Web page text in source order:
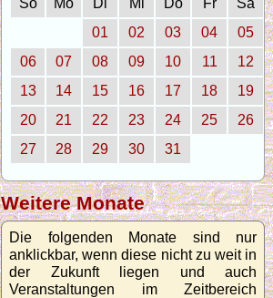
So
Mo Di Mi Do Fr
Sa
01
02 03 04
05
06
07 08 09 10 11
12
13
14 15 16 17 18
19
20
21 22 23 24 25
26
27
28 29 30 31
Weitere Monate
Die folgenden Monate sind nur
anklickbar, wenn diese nicht zu weit in
der Zukunft liegen und auch
Veranstaltungen im Zeitbereich